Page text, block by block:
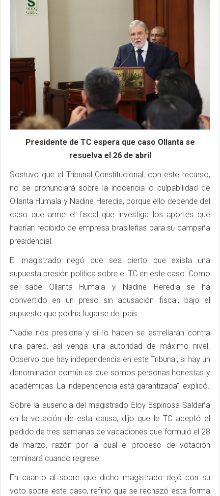
Presidente de TC espera que caso Ollanta se
resuelva el 26 de abril
Sostuvo que el Tribunal Constitucional, con este recurso,
no se pronunciará sobre la inocencia o culpabilidad de
Ollanta Humala y Nadine Heredia, porque ello depende del
caso que arme el fiscal que investiga los aportes que
habrían recibido de empresa brasileñas para su campaña
presidencial.
El magistrado negó que sea cierto que exista una
supuesta presión política sobre el TC en este caso. Como
se sabe Ollanta Humala y Nadine Heredia se ha
convertido en un preso sin acusación fiscal, bajo el
supuesto que podría fugarse del país.
“Nadie nos presiona y si lo hacen se estrellarán contra
una pared, así venga una autoridad de máximo nivel.
Observo que hay independencia en este Tribunal, si hay un
denominador común es que somos personas honestas y
académicas. La independencia está garantizada”, explicó.
Sobre la ausencia del magistrado Eloy Espinosa-Saldaña
en la votación de esta causa, dijo que le TC aceptó el
pedido de tres semanas de vacaciones que formuló el 28
de marzo, razón por la cual el proceso de votación
terminará cuando regrese.
En cuanto al sobre que dicho magistrado dejó con su
voto sobre este caso, refirió que se rechazó esta forma